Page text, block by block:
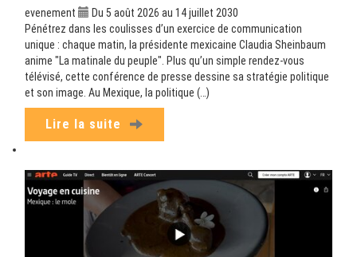
evenement
Du 5 août 2026 au 14 juillet 2030
Pénétrez dans les coulisses d’un exercice de communication
unique : chaque matin, la présidente mexicaine Claudia Sheinbaum
anime "La matinale du peuple". Plus qu’un simple rendez-vous
télévisé, cette conférence de presse dessine sa stratégie politique
et son image. Au Mexique, la politique (…)
Lire la suite